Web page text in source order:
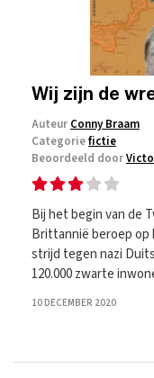
Wij zijn de
Auteur Conny Braam
Categoriefictie
Beoordeeld door
Bij het begin van de
Brittannië beroep op
strijd tegen nazi
120.000 zwarte
10 DECEMBER 2020